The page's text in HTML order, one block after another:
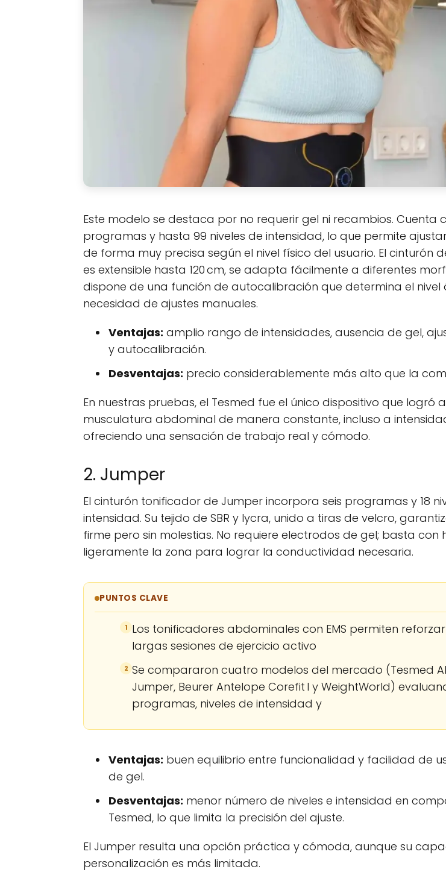
Este modelo se destaca por no requerir gel ni recambios. Cuenta
programas y hasta 99 niveles de intensidad, lo que permite
de forma muy precisa según el nivel físico del usuario. El cinturón
es extensible hasta 120 cm, se adapta fácilmente a diferentes
dispone de una función de autocalibración que determina el nivel
necesidad de ajustes manuales.
Ventajas: amplio rango de intensidades, ausencia de gel,
y autocalibración.
Desventajas: precio considerablemente más alto que la
En nuestras pruebas, el Tesmed fue el único dispositivo que logró
musculatura abdominal de manera constante, incluso a
ofreciendo una sensación de trabajo real y cómodo.
2. Jumper
El cinturón tonificador de Jumper incorpora seis programas y 18
intensidad. Su tejido de SBR y lycra, unido a tiras de velcro,
firme pero sin molestias. No requiere electrodos de gel; basta con
ligeramente la zona para lograr la conductividad necesaria.
PUNTOS CLAVE
1 Los tonificadores abdominales con EMS permiten
largas sesiones de ejercicio activo
2 Se compararon cuatro modelos del mercado (Tesmed
Jumper, Beurer Antelope Corefit I y WeightWorld)
programas, niveles de intensidad y
Ventajas: buen equilibrio entre funcionalidad y facilidad de
de gel.
Desventajas: menor número de niveles e intensidad en
Tesmed, lo que limita la precisión del ajuste.
El Jumper resulta una opción práctica y cómoda, aunque su
personalización es más limitada.